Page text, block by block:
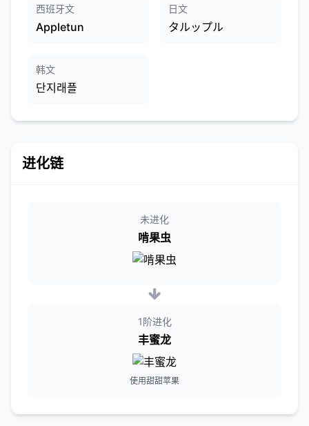
西班牙文
Appletun
日文
タルップル
韩文
단지래플
进化链
未进化
啃果虫
1阶进化
丰蜜龙
使用甜甜苹果